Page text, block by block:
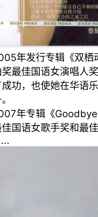
年发行专辑《双栖
最佳国语女演唱人
功，也使她在华语
年专辑《
国语女歌手奖和最